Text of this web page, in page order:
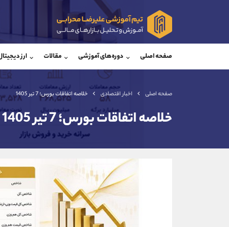
صفحه اصلی دوره‌های آموزشی مقالات ارز
صفحه اصلی اخبار اقتصادی خلاصه اتفاقات بورس؛ 7 تیر 1405
خلاصه اتفاقات بورس؛ 7 تیر 1405
شروع گفتگو
@Armteam_admin_33
118
واتساپ
تلگرام
داخلی
(دفتر فروش)